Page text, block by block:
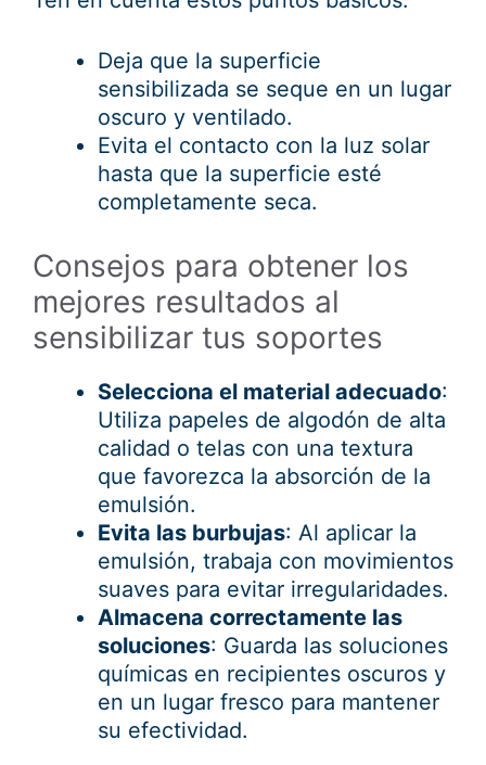
Deja que la superficie
sensibilizada se seque en un lugar
oscuro y ventilado.
Evita el contacto con la luz solar
hasta que la superficie esté
completamente seca.
Consejos para obtener los
mejores resultados al
sensibilizar tus soportes
Selecciona el material adecuado:
Utiliza papeles de algodón de alta
calidad o telas con una textura
que favorezca la absorción de la
emulsión.
Evita las burbujas: Al aplicar la
emulsión, trabaja con movimientos
suaves para evitar irregularidades.
Almacena correctamente las
soluciones: Guarda las soluciones
químicas en recipientes oscuros y
en un lugar fresco para mantener
su efectividad.